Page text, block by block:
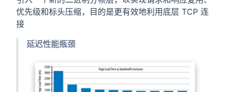
优先级和标头压缩，目的是更有效地利用底层 TCP 连
接
延迟性能瓶颈